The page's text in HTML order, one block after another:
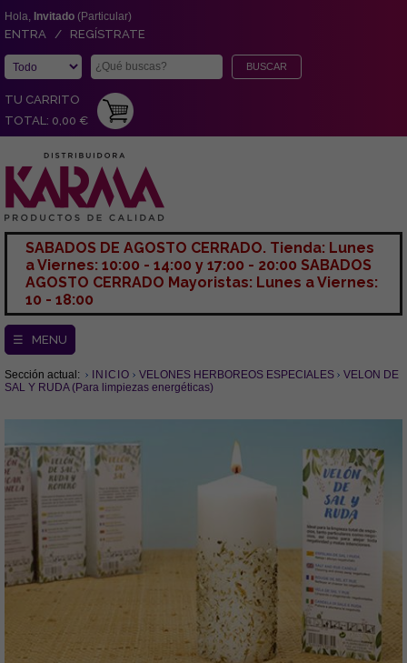
Hola, Invitado (Particular)
ENTRA / REGÍSTRATE
TU CARRITO
TOTAL: 0,00 €
SABADOS DE AGOSTO CERRADO. Tienda: Lunes
a Viernes: 10:00 - 14:00 y 17:00 - 20:00 SABADOS
AGOSTO CERRADO Mayoristas: Lunes a Viernes:
10 - 18:00
☰ MENU
Sección actual: INICIO VELONES HERBOREOS ESPECIALES
VELON DE
SAL Y RUDA (Para limpiezas energéticas)